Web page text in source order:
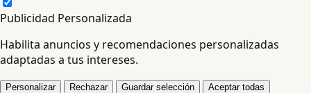
Publicidad Personalizada
Habilita anuncios y recomendaciones personalizadas
adaptadas a tus intereses.
Personalizar Rechazar Guardar selección Aceptar todas